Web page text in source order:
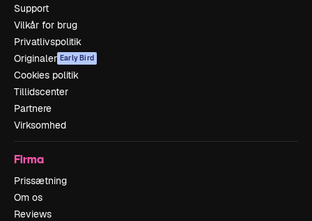
Support
Vilkår for brug
Privatlivspolitik
Originaler Early Bird
Cookies politik
Tillidscenter
Partnere
Virksomhed
Firma
Prissætning
Om os
Reviews